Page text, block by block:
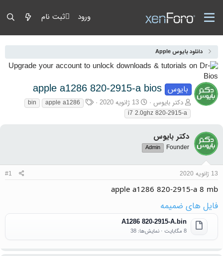
ورود ثبت نام
دانلود بایوس Apple
بایوس apple a1286 820-2915-a bios
آغازگر گفتمان
دکتر بایوس تاریخ شروع
13 ژانویه 2020 برچسب‌ها
apple a1286
bin
i7 2.0ghz 820-2915-a
دکتر بایوس
Founder
Admin
13 ژانویه 2020 #1
apple a1286 820-2915-a 8 mb
فایل های ضمیمه
A1286 820-2915-A.bin
8 مگابایت · نمایش‌ها: 38